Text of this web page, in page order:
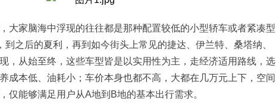
大家脑海中浮现的往往都是那种配置较低的小型轿车或者紧凑型
到之后的夏利，再到如今街头上常见的捷达、伊兰特、桑塔纳、
，从始至终，这些车型皆是以实用性为主，走经济适用路线，选
养成本低、油耗小；车价本身也都不高，大都在几万元上下，空间
仅能够满足用户从A地到B地的基本出行需求。